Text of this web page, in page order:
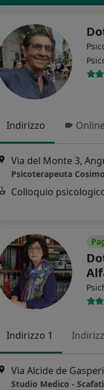
Indirizzo Online
Via del Monte 3,
Psicoterapeuta
Colloquio
Indirizzo 1
Via Alcide de
Studio Medico - Scafati